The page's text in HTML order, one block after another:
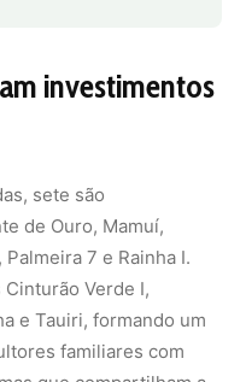
produtiva.
pelas linhas A e
de Fortalecimento
que tem
devem ser
diretamente a
como a compra
girolando —
desempenho superior
amazônicas.